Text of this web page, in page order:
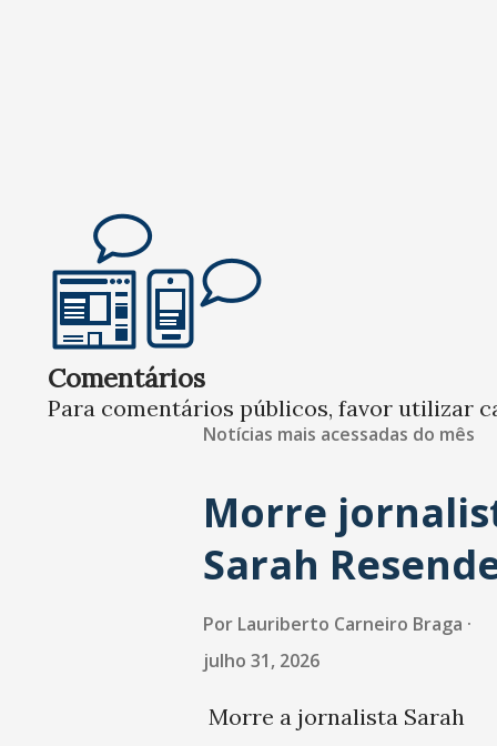
Comentários
Para comentários públicos, favor utilizar
Notícias mais acessadas do mês
Morre
Sarah
Por Lauriberto Carneiro Braga
julho 31, 2026
Morre a jornalista Sarah